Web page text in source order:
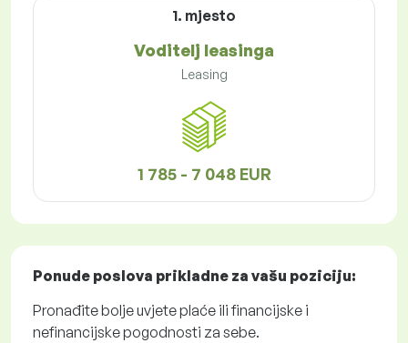
1. mjesto
Voditelj leasinga
Leasing
1 785 - 7 048 EUR
Ponude poslova prikladne za vašu poziciju:
Pronađite bolje uvjete plaće ili financijske i
nefinancijske pogodnosti za sebe.